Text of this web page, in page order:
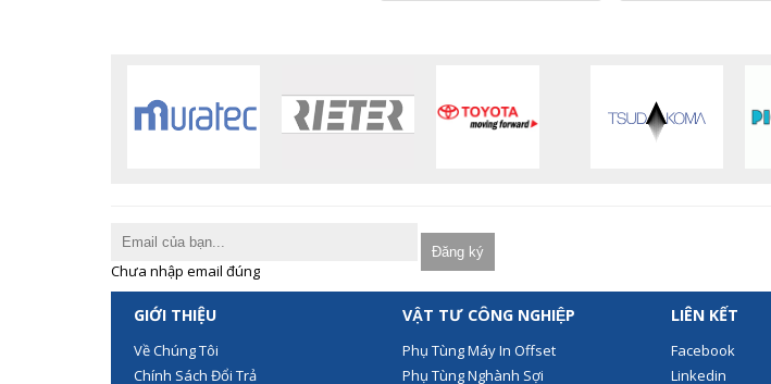
Chưa nhập email đúng
GIỚI THIỆU
Về Chúng Tôi
Chính Sách Đổi Trả
VẬT TƯ CÔNG NGHIỆP
Phụ Tùng Máy In Offset
Phụ Tùng Nghành Sợi
LIÊN KẾT
Facebook
Linkedin